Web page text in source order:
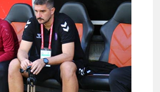
Burdur
Bursa
Çanakkale